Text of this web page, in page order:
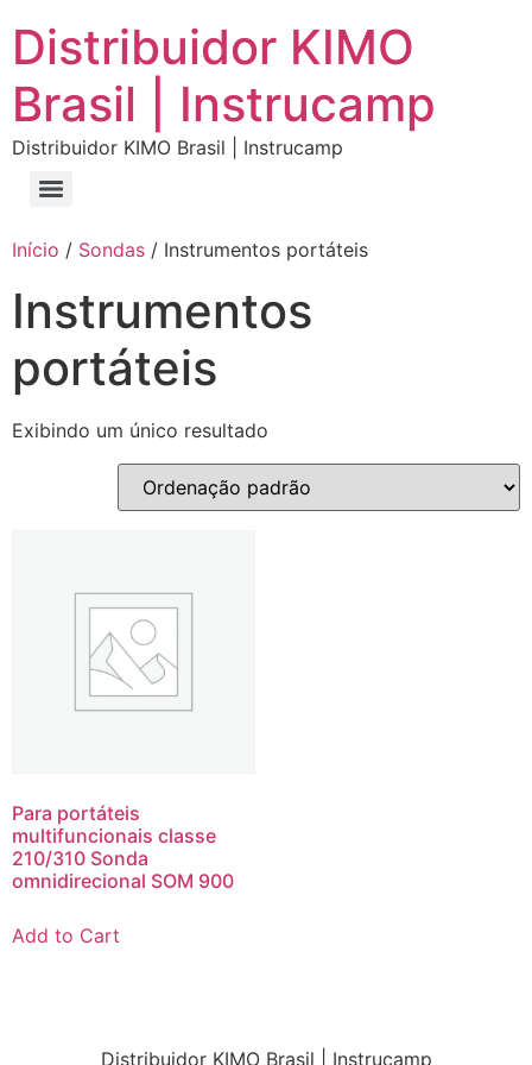
Distribuidor KIMO
Brasil | Instrucamp
Distribuidor KIMO Brasil | Instrucamp
Início / Sondas / Instrumentos portáteis
Instrumentos
portáteis
Exibindo um único resultado
Para portáteis
multifuncionais classe
210/310 Sonda
omnidirecional SOM 900
Add to Cart
Distribuidor KIMO Brasil | Instrucamp